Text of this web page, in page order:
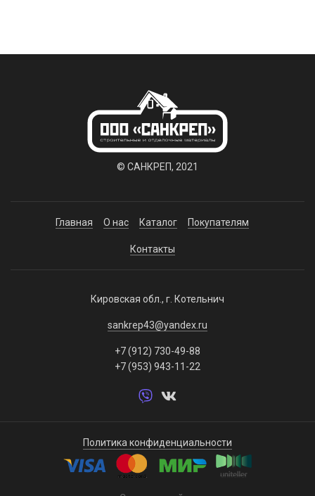
© САНКРЕП, 2021
Главная О нас Каталог Покупателям
Контакты
Кировская обл., г. Котельнич
sankrep43@yandex.ru
+7 (912) 730-49-88
+7 (953) 943-11-22
Политика конфиденциальности